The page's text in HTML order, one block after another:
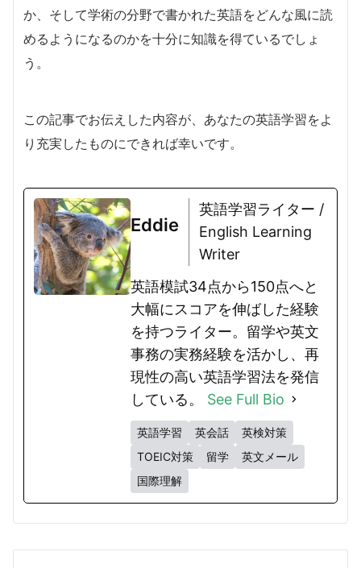
か、そして学術の分野で書かれた英語をどんな風に読
めるようになるのかを十分に知識を得ているでしょ
う。
この記事でお伝えした内容が、あなたの英語学習をよ
り充実したものにできれば幸いです。
Eddie
英語学習ライター /
English Learning
Writer
英語模試34点から150点へと
大幅にスコアを伸ばした経験
を持つライター。留学や英文
事務の実務経験を活かし、再
現性の高い英語学習法を発信
している。 See Full Bio
英語学習 英会話
英検対策
TOEIC対策
留学
英文メール
国際理解